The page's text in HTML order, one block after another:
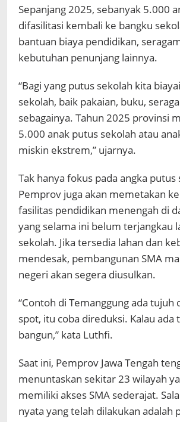
Sepanjang 2025, sebanyak 5.000
difasilitasi kembali ke bangku
bantuan biaya pendidikan,
kebutuhan penunjang lainnya.
“Bagi yang putus sekolah kita
sekolah, baik pakaian, buku,
sebagainya. Tahun 2025 provinsi
5.000 anak putus sekolah atau
miskin ekstrem,” ujarnya.
Tak hanya fokus pada angka putus
Pemprov juga akan memetakan
fasilitas pendidikan menengah di
yang selama ini belum terjangkau
sekolah. Jika tersedia lahan dan
mendesak, pembangunan SMA
negeri akan segera diusulkan.
“Contoh di Temanggung ada tujuh
spot, itu coba direduksi. Kalau ada
bangun,” kata Luthfi.
Saat ini, Pemprov Jawa Tengah
menuntaskan sekitar 23 wilayah
memiliki akses SMA sederajat.
nyata yang telah dilakukan adalah